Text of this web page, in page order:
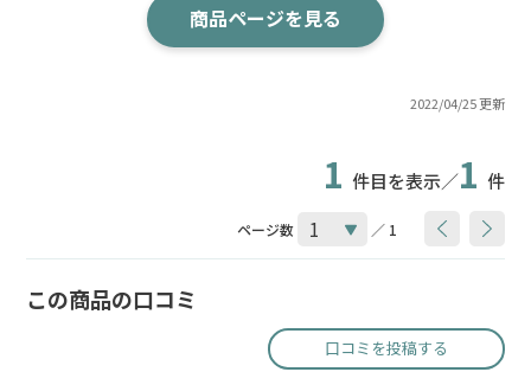
2022/04/25 更新
商品ページを見る
1 件目を表示／1 件
ページ数 ／ 1
この商品の口コミ
口コミを投稿する